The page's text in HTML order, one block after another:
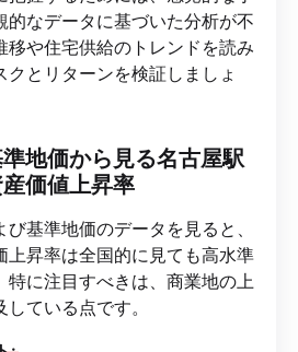
的なデータに基づいた分析が不
移や住宅供給のトレンドを読み
とリターンを検証しましょ
地価から見る名古屋駅
価値上昇率
基準地価のデータを見ると、
上昇率は全国的に見ても高水準
特に注目すべきは、商業地の上
ている点です。